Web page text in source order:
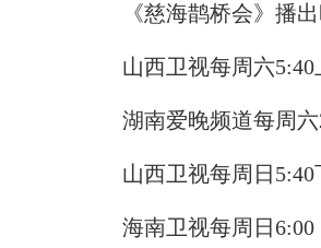
《慈海鹊桥会》播出
山西卫视每周六5:40
湖南爱晚频道每周六
山西卫视每周日5:40
海南卫视每周日6:00